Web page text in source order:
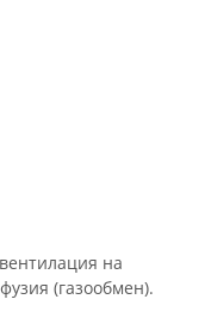
на
(газообмен).